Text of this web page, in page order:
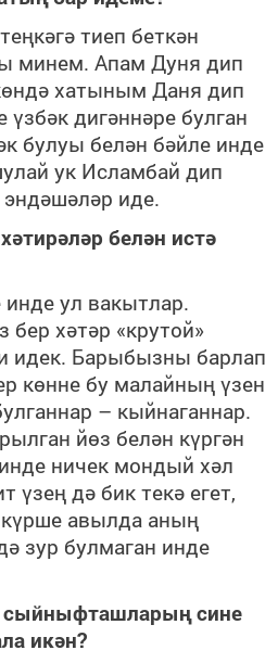
тиеп беткән
минем. Апам Дуня дип
хатыным Даня дип
дигәннәре булган
булуы белән бәйле инде
ук Исламбай дип
иде.
белән истә
ул вакытлар.
бер хәтәр «крутой»
идек. Барыбызны барлап
көнне бу малайның үзен
– кыйнаганнар.
йөз белән күргән
ничек мондый хәл
үзең дә бик текә егет,
авылда аның
зур булмаган инде
сине
икән?